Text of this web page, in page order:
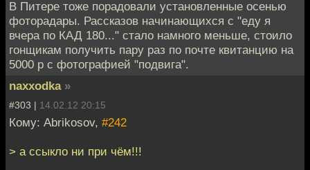
В Питере тоже порадовали установленные осенью
фоторадары. Рассказов начинающихся с "еду я
вчера по КАД 180..." стало намного меньше, стоило
гонщикам получить пару раз по почте квитанцию на
5000 р с фотографией "подвига".
naxxodka »
#303 | 14.02.12 20:15
Кому: Abrikosov, #242
> а ссыкло ни при чём!!!